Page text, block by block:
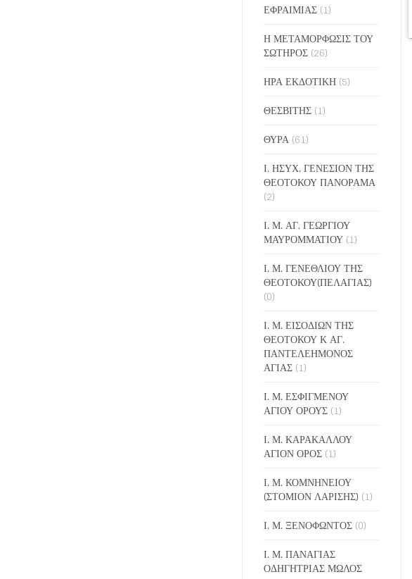
ΕΦΡΑΙΜΙΑΣ (1)
Η ΜΕΤΑΜΟΡΦΩΣΙΣ ΤΟΥ
ΣΩΤΗΡΟΣ (26)
ΗΡΑ ΕΚΔΟΤΙΚΗ (5)
ΘΕΣΒΙΤΗΣ (1)
ΘΥΡΑ (61)
Ι. ΗΣΥΧ. ΓΕΝΕΣΙΟΝ ΤΗΣ
ΘΕΟΤΟΚΟΥ ΠΑΝΟΡΑΜΑ
(2)
Ι. Μ. ΑΓ. ΓΕΩΡΓΙΟΥ
ΜΑΥΡΟΜΜΑΤΙΟΥ (1)
Ι. Μ. ΓΕΝΕΘΛΙΟΥ ΤΗΣ
ΘΕΟΤΟΚΟΥ(ΠΕΛΑΓΙΑΣ)
(0)
Ι. Μ. ΕΙΣΟΔΙΩΝ ΤΗΣ
ΘΕΟΤΟΚΟΥ Κ ΑΓ.
ΠΑΝΤΕΛΕΗΜΟΝΟΣ
ΑΓΙΑΣ (1)
Ι. Μ. ΕΣΦΙΓΜΕΝΟΥ
ΑΓΙΟΥ ΟΡΟΥΣ (1)
Ι. Μ. ΚΑΡΑΚΑΛΛΟΥ
ΑΓΙΟΝ ΟΡΟΣ (1)
Ι. Μ. ΚΟΜΝΗΝΕΙΟΥ
(ΣΤΟΜΙΟΝ ΛΑΡΙΣΗΣ) (1)
Ι. Μ. ΞΕΝΟΦΩΝΤΟΣ (0)
Ι. Μ. ΠΑΝΑΓΙΑΣ
ΟΔΗΓΗΤΡΙΑΣ ΜΩΛΟΣ